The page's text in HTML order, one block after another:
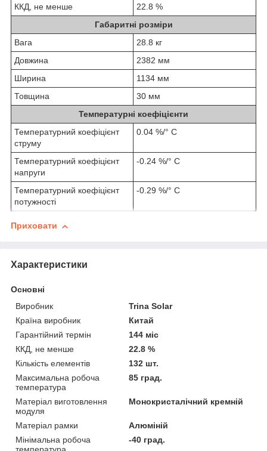
ККД, не менше
22.8 %
Габаритні розміри
Вага
28.8 кг
Довжина
2382 мм
Ширина
1134 мм
Товщина
30 мм
Температурні коефіцієнти
Температурний коефіцієнт
струму
0.04 %/° С
Температурний коефіцієнт
напруги
-0.24 %/° С
Температурний коефіцієнт
потужності
-0.29 %/° С
Приховати
Характеристики
Основні
Виробник
Trina Solar
Країна виробник
Китай
Гарантійний термін
144 міс
ККД, не менше
22.8 %
Кількість елементів
132 шт.
Максимальна робоча
температура
85 град.
Матеріал виготовлення
модуля
Монокристалічний кремній
Матеріал рамки
Алюміній
Мінімальна робоча
температура
-40 град.